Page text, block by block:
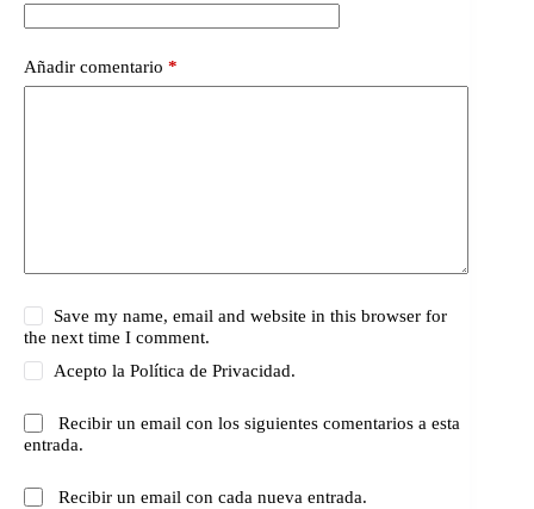
Añadir comentario *
Save my name, email and website in this browser for
the next time I comment.
Acepto laPolítica de Privacidad.
Recibir un email con los siguientes comentarios a esta
entrada.
Recibir un email con cada nueva entrada.